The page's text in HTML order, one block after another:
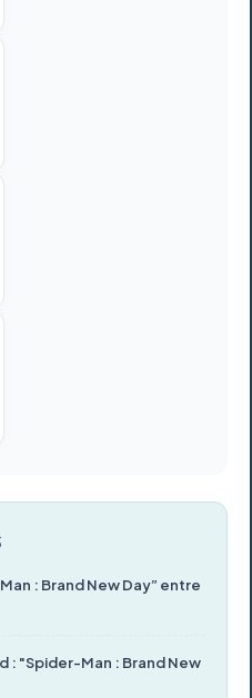
: Brand New Day” entre
: "Spider-Man : Brand New